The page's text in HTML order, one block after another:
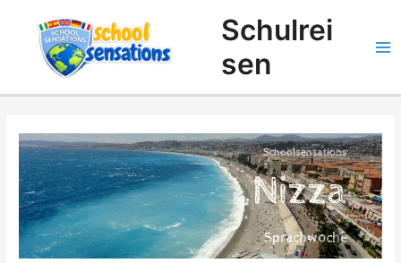
springen
Schulrei
sen